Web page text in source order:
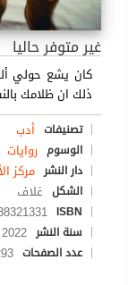
غير متوفر حاليا
كان يشع حولي
ذلك ان ظلامك
تصنيفات أدب
الوسوم روايات
دار النشر مركز
الشكل غلاف
ISBN
سنة النشر 2022
عدد الصفحات